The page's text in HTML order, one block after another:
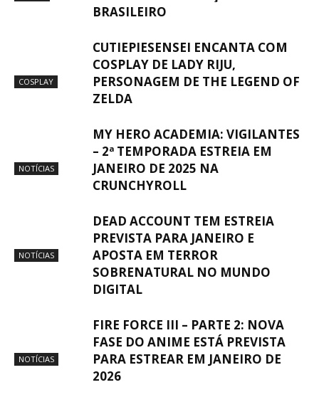
BRASILEIRO
COSPLAY
CUTIEPIESENSEI ENCANTA COM
COSPLAY DE LADY RIJU,
PERSONAGEM DE THE LEGEND OF
ZELDA
NOTÍCIAS
MY HERO ACADEMIA: VIGILANTES
– 2ª TEMPORADA ESTREIA EM
JANEIRO DE 2025 NA
CRUNCHYROLL
NOTÍCIAS
DEAD ACCOUNT TEM ESTREIA
PREVISTA PARA JANEIRO E
APOSTA EM TERROR
SOBRENATURAL NO MUNDO
DIGITAL
NOTÍCIAS
FIRE FORCE III – PARTE 2: NOVA
FASE DO ANIME ESTÁ PREVISTA
PARA ESTREAR EM JANEIRO DE
2026